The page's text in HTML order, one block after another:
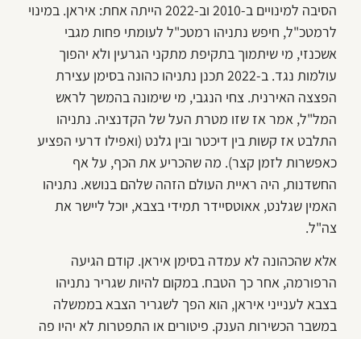
הסיבה למינויים ב-2010 וב-2022 הייתה אחת: איראן. במינוי
לרמטכ"ל, חיפש נתניהו רמטכ"ל לעומתי פחות מגבי
אשכנזי, מי שיתמוך בתקיפת מתקני הגרעין ולא יהפוך
עולמות נגד. ב-2022 תכנן נתניהו כהונה בסימן עצירת
הפצצה האירנית. צחי הנגבי, מי שימונה בהמשך לראש
המל"ל, אמר אז שזו מטרת העל של הקדנציה. נתניהו
התלבט אז קשות בין דיכטר ובין גלנט (ואפילו דרעי הפציע
כאפשרות לזמן קצר). מה שהכריע את הכף, על אף
החשדנות, היה ראיית העולם הזהה שלהם בנושא. נתניהו
האמין שגלנט, אאוטסיידר תמידי בצבא, יוכל ליישר את
צה"ל.
אלא שהכהונה לא עמדה בסימן איראן. קודם הגיעה
הרפורמה, אחר כך הטבח. במקום להיות שגריר נתניהו
בצבא לענייני איראן, הוא הפך לשגריר הצבא בממשלה
במשבר הכשירות הענק. פיטורים או התפטרות לא יהיו פה